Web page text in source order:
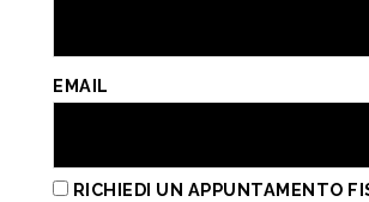
EMAIL
RICHIEDI UN APPUNTAMENTO